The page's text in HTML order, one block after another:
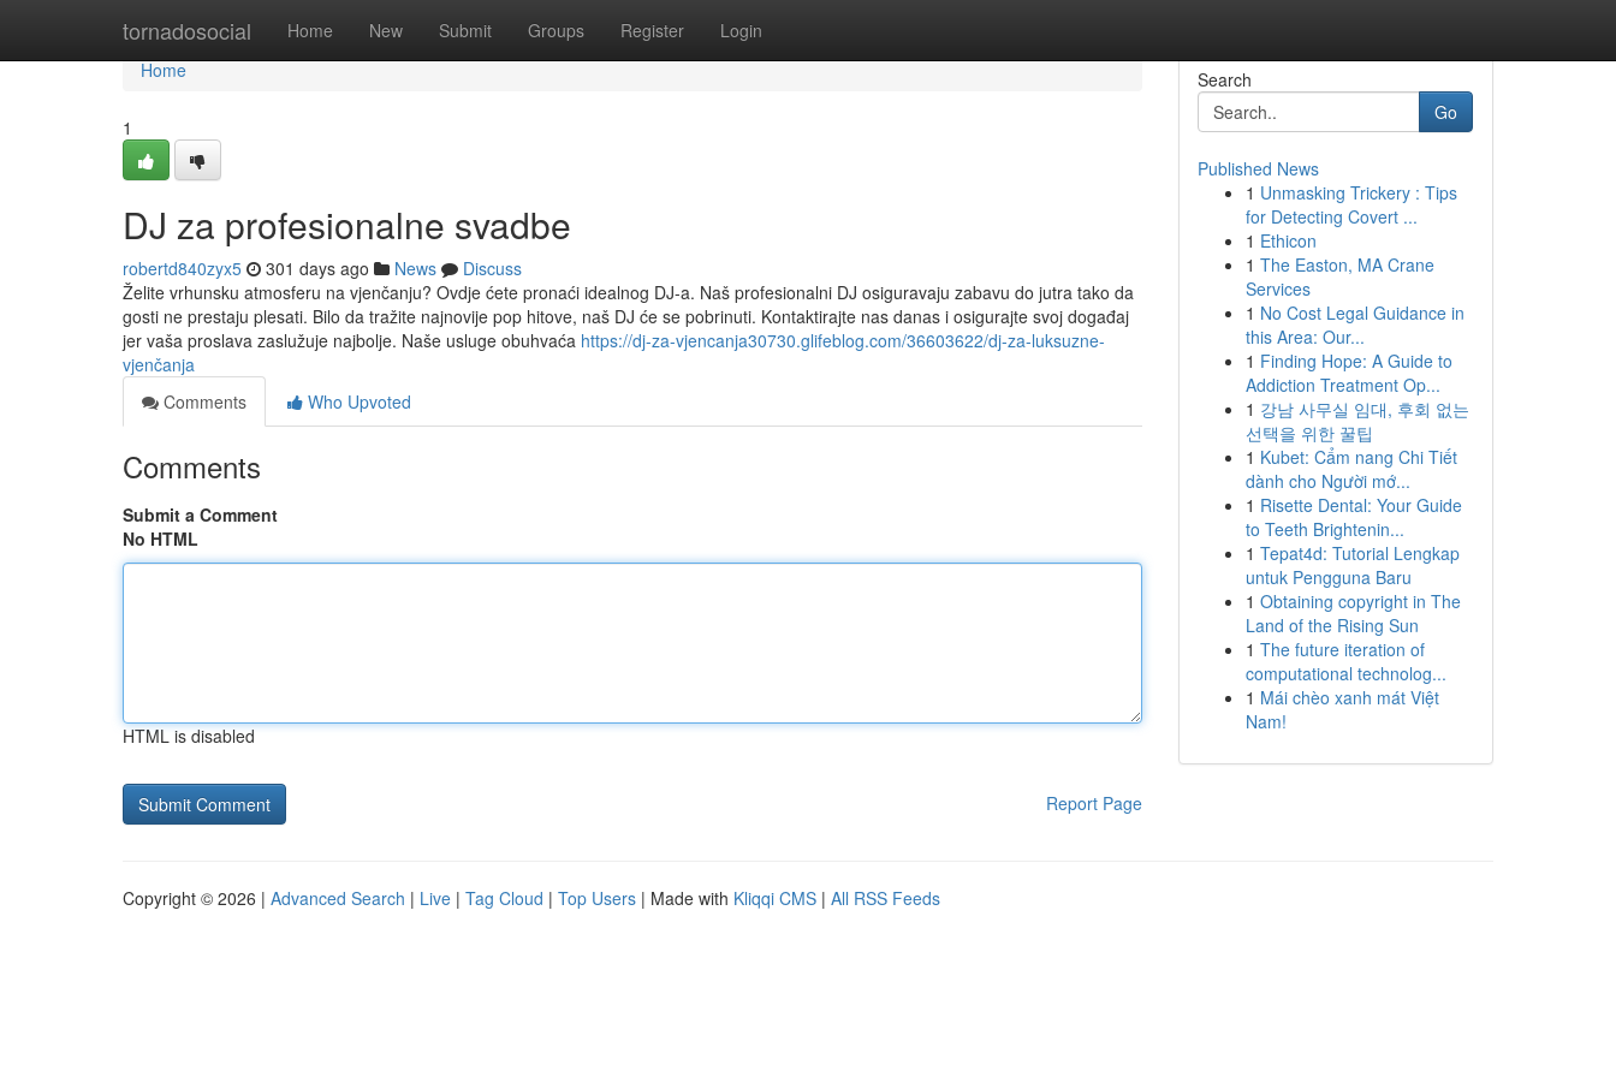
tornadosocial Home New Submit Groups Register Login
Home
Home
1
DJ za profesionalne svadbe
robertd840zyx5 301 days ago News
Discuss
Želite vrhunsku atmosferu na vjenčanju? Ovdje ćete pronaći idealnog DJ-a. Naš profesionalni DJ osiguravaju zabavu do jutra tako da
gosti ne prestaju plesati. Bilo da tražite najnovije pop hitove, naš DJ će se pobrinuti. Kontaktirajte nas danas i osigurajte svoj događaj
jer vaša proslava zaslužuje najbolje. Naše usluge obuhvaća https://dj-za-vjencanja30730.glifeblog.com/36603622/dj-za-luksuzne-
vjenčanja
Comments
Who Upvoted
Comments
Submit a Comment
No HTML
HTML is disabled
Report Page
Search
Go
Published News
1 Unmasking Trickery : Tips
for Detecting Covert ...
1 Ethicon
1 The Easton, MA Crane
Services
1 No Cost Legal Guidance in
this Area: Our...
1 Finding Hope: A Guide to
Addiction Treatment Op...
1 강남 사무실 임대, 후회 없는
선택을 위한 꿀팁
1 Kubet: Cẩm nang Chi Tiết
dành cho Người mớ...
1 Risette Dental: Your Guide
to Teeth Brightenin...
1 Tepat4d: Tutorial Lengkap
untuk Pengguna Baru
1 Obtaining copyright in The
Land of the Rising Sun
1 The future iteration of
computational technolog...
1 Mái chèo xanh mát Việt
Nam!
Copyright © 2026 | Advanced Search | Live | Tag Cloud | Top Users | Made with Kliqqi CMS | All RSS Feeds